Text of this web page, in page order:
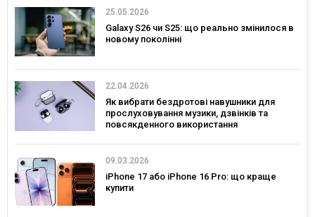
25.05.2026
Galaxy S26 чи S25: що реально змінилося в
новому поколінні
22.04.2026
Як вибрати бездротові навушники для
прослуховування музики, дзвінків та
повсякденного використання
09.03.2026
iPhone 17 або iPhone 16 Pro: що краще
купити